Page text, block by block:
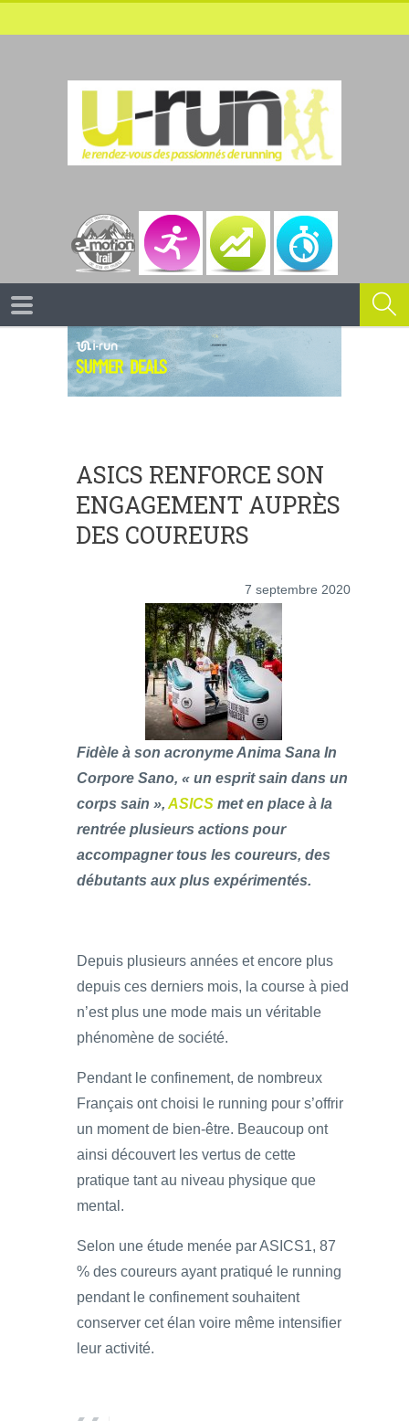
ASICS RENFORCE SON
ENGAGEMENT AUPRÈS
DES COUREURS
7 septembre 2020
Fidèle à son acronyme Anima Sana In
Corpore Sano, « un esprit sain dans un
corps sain », ASICS met en place à la
rentrée plusieurs actions pour
accompagner tous les coureurs, des
débutants aux plus expérimentés.
Depuis plusieurs années et encore plus
depuis ces derniers mois, la course à pied
n’est plus une mode mais un véritable
phénomène de société.
Pendant le confinement, de nombreux
Français ont choisi le running pour s’offrir
un moment de bien-être. Beaucoup ont
ainsi découvert les vertus de cette
pratique tant au niveau physique que
mental.
Selon une étude menée par ASICS1, 87
% des coureurs ayant pratiqué le running
pendant le confinement souhaitent
conserver cet élan voire même intensifier
leur activité.